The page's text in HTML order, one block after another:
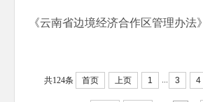
《云南省边境经济合作区管理办法》
共124条 首页 上页 1 ... 3 4